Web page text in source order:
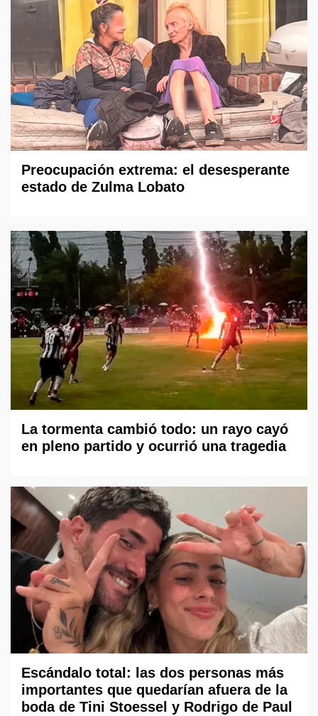
Preocupación extrema: el desesperante
estado de Zulma Lobato
La tormenta cambió todo: un rayo cayó
en pleno partido y ocurrió una tragedia
Escándalo total: las dos personas más
importantes que quedarían afuera de la
boda de Tini Stoessel y Rodrigo de Paul